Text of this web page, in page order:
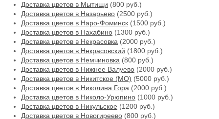
Доставка цветов в Мытищи (800 руб.)
Доставка цветов в Назарьево (2500 руб.)
Доставка цветов в Наро-Фоминск (1500 руб.)
Доставка цветов в Нахабино (1300 руб.)
Доставка цветов в Некрасовка (2000 руб.)
Доставка цветов в Некрасовский (1800 руб.)
Доставка цветов в Немчиновка (800 руб.)
Доставка цветов в Нижнее Валуево (2000 руб.)
Доставка цветов в Никитское (МО) (5000 руб.)
Доставка цветов в Николина Гора (2000 руб.)
Доставка цветов в Николо-Урюпино (1000 руб.)
Доставка цветов в Никульское (1200 руб.)
Доставка цветов в Новогиреево (800 руб.)